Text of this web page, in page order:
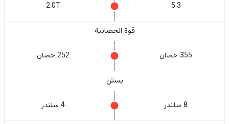
5.3
2.0T
قوة الحصانية
355 حصان 252 حصان
بستن
8 سلندر 4 سلندر